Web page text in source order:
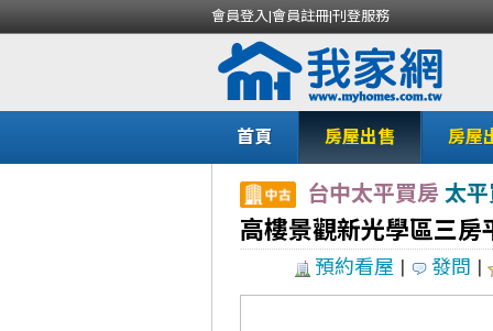
會員登入|會員註冊|刊登服務
首頁 房屋出售 房屋
台中太平買房 太
高樓景觀新光學區三房
預約看屋 | 發問 |